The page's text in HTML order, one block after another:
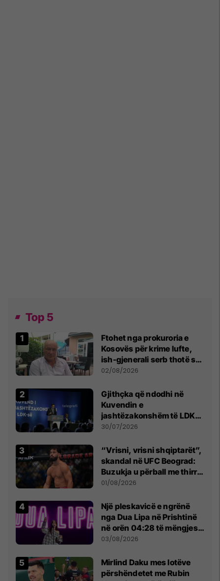
Top 5
Ftohet nga prokuroria e
Kosovës për krime lufte,
ish-gjenerali serb thotë se
dikush e tradhtoi në
02/08/2026
Gjithçka që ndodhi në
Kuvendin e
jashtëzakonshëm të LDK-
së
30/07/2026
“Vrisni, vrisni shqiptarët”,
skandal në UFC Beograd:
Buzukja u përball me thirrje
anti-shqiptare nga
01/08/2026
Një pleskavicë e ngrënë
nga Dua Lipa në Prishtinë
në orën 04:28 të mëngjesit
- dhe bota digjitale serbe
03/08/2026
Mirlind Daku mes lotëve
përshëndetet me Rubin